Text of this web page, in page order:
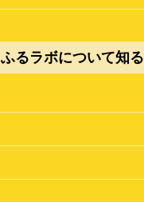
ふるラボについて知る